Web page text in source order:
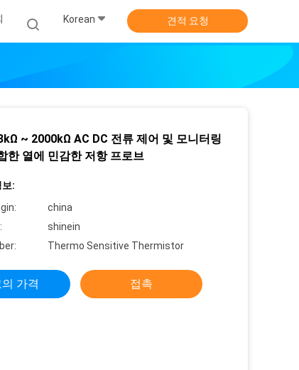
Korean 견적 요청
~ 2000kΩ AC DC 전류 제어 및 모니터링
한 열에 민감한 저항 프로브
:
china
shinein
Thermo Sensitive Thermistor
가격 접촉